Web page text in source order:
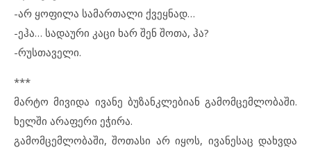
-არ ყოფილა სამართალი ქვეყნად…
-ეჰა… სადაური კაცი ხარ შენ შოთა, ჰა?
-რუსთაველი.
***
მარტო მივიდა ივანე ბუზანკლებიან გამომცემლობაში.
ხელში არაფერი ეჭირა.
გამომცემლობაში, შოთასი არ იყოს, ივანესაც დახვდა